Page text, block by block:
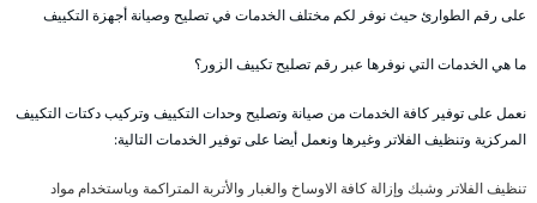
على رقم الطوارئ حيث نوفر لكم مختلف الخدمات في تصليح وصيانة أجهزة التكييف
ما هي الخدمات التي نوفرها عبر رقم تصليح تكييف الزور؟
نعمل على توفير كافة الخدمات من صيانة وتصليح وحدات التكييف وتركيب دكتات التكييف
المركزية وتنظيف الفلاتر وغيرها ونعمل أيضا على توفير الخدمات التالية:
تنظيف الفلاتر وشبك وإزالة كافة الاوساخ والغبار والأتربة المتراكمة وباستخدام مواد